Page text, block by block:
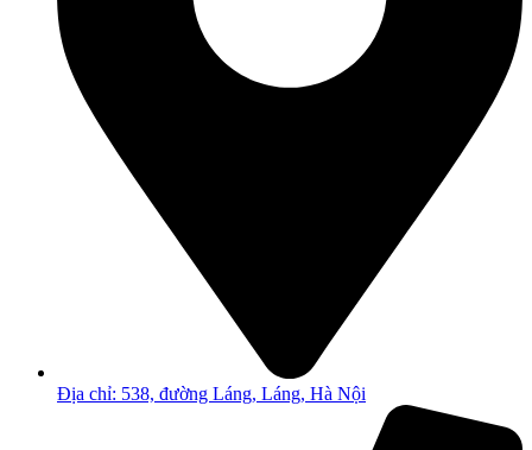
Địa chỉ: 538, đường Láng, Láng, Hà Nội